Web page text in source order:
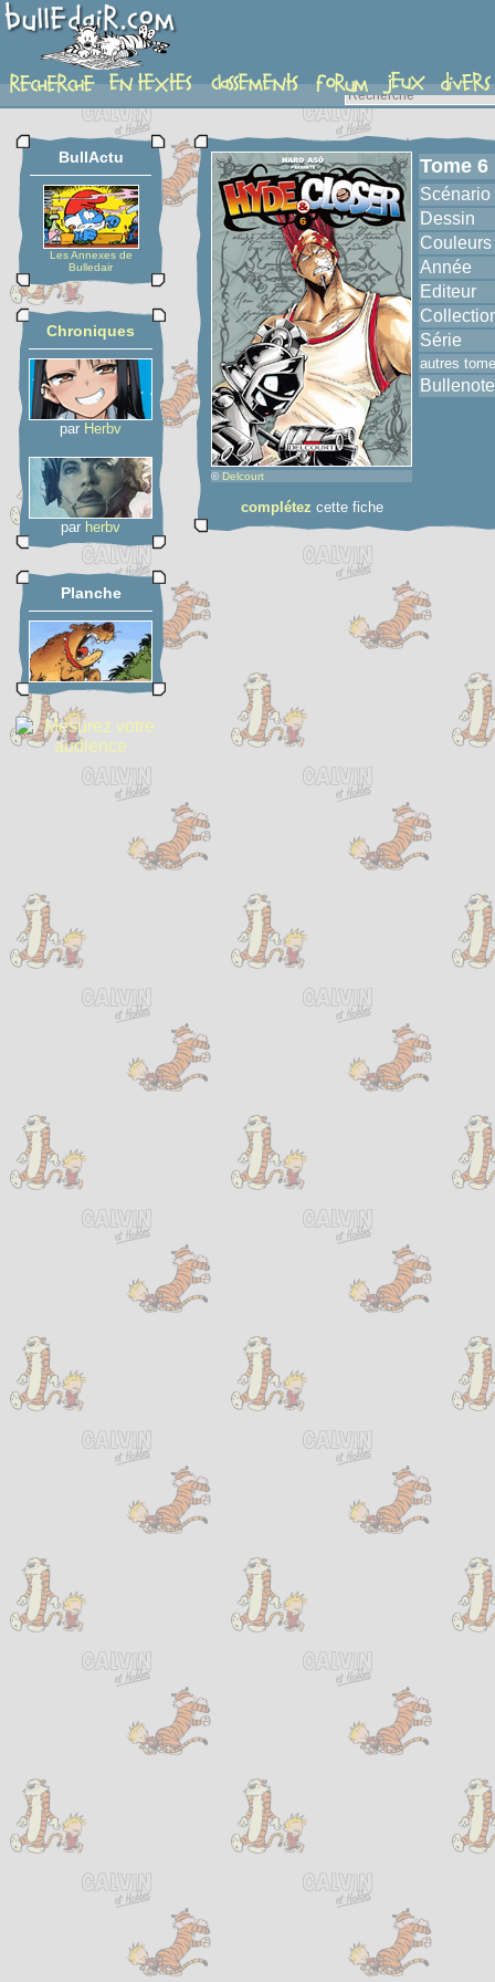
album
BullActu
Les Annexes de
Bulledair
Chroniques
par Herbv
par herbv
Planche
© Delcourt
complétez cette fiche
Tome 6
Scénario
Dessin
Couleurs
Année
Editeur
Série
autres
Bullenote